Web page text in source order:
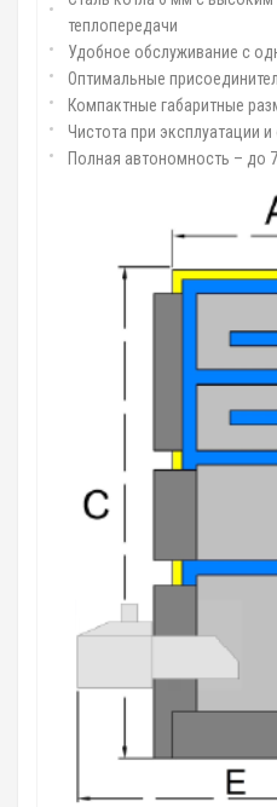
теплопередачи
Удобное обслуживание с
Оптимальные
Компактные габаритные
Чистота при эксплуатации
Полная автономность – до